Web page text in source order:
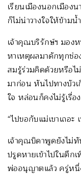
เรียนเมืองนอกเมือง
ก็ไม่น่าวางใจให้ข้ามน้
เจ้าคุณบริรักษ์ฯ มอง
หาเหตุผลมาดักทุกช่อ
สมรู้ร่วมคิดด้วยหรือไ
มาก่อน หันไปทางบัวเ
ใจ หล่อนก็คงไม่รู้เรื่
“ไปขอกับแม่เขาเถอะ
เจ้าคุณบิดาพูดยังไม่
ปรูดหายเข้าไปในตึก
พ่ออนุญาตแล้ว ครู่หนึ่